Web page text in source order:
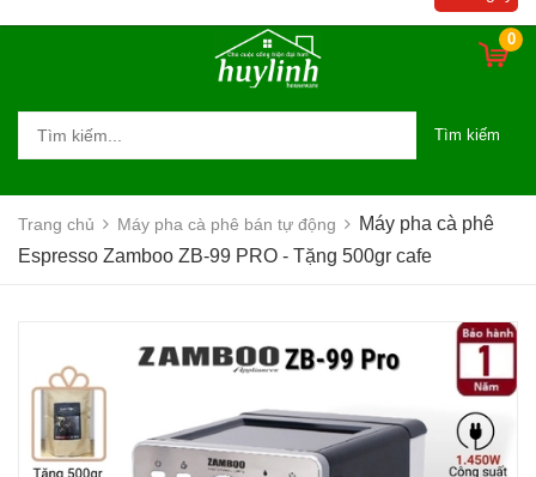
0
Tìm kiếm
Trang chủ Máy pha cà phê bán tự động
Máy pha cà phê
Espresso Zamboo ZB-99 PRO - Tặng 500gr cafe